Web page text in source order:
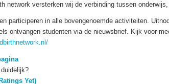
network versterken wij de verbinding tussen
participeren in alle bovengenoemde activiteiten.
ontvangen studenten via de nieuwsbrief. Kijk voor
Yet)